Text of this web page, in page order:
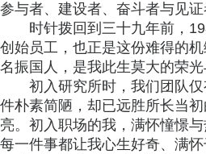
参与者、建设者、奋斗者与见证
时针拨回到三十九年前，
创始员工，也正是这份难得的
名振国人，是我此生莫大的荣光
初入研究所时，我们团队
件朴素简陋，却已远胜所长当
亮。初入职场的我，满怀憧憬
每一件事都让我心生好奇、满